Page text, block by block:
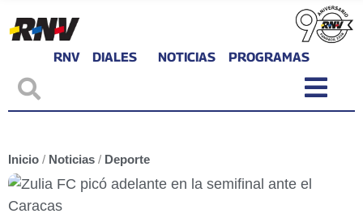
RNV DIALES NOTICIAS PROGRAMAS
Inicio / Noticias / Deporte